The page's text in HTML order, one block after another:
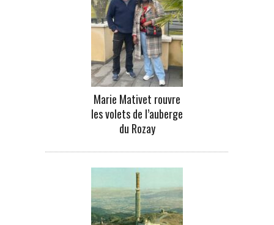
Marie Mativet rouvre
les volets de l’auberge
du Rozay